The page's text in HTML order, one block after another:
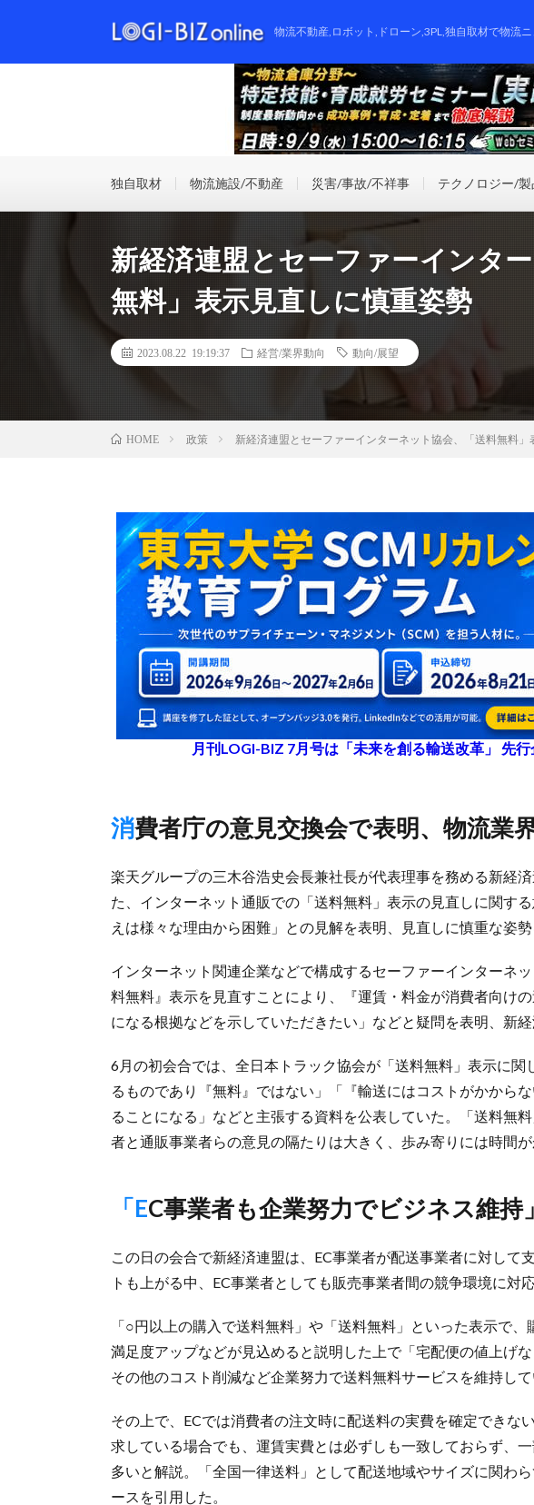
物流不動産,ロボット,ドローン,3PL,独自取材で物流
独自取材 物流施設/不動産 災害/事故/不祥事 テクノロジー/製
新経済連盟とセーファーインタ
無料」表示見直しに慎重姿勢
2023.08.22 19:19:37 経営/業界動向 動向/展望
HOME 政策 新経済連盟とセーファーインターネット協会、「送料無料
月刊LOGI-BIZ 7月号は「未来を創る輸送改革」 先
消費者庁の意見交換会で表明、物流業
楽天グループの三木谷浩史会長兼社長が代表理事を務める新経
た、インターネット通販での「送料無料」表示の見直しに関す
えは様々な理由から困難」との見解を表明、見直しに慎重な姿勢
インターネット関連企業などで構成するセーファーインターネ
料無料』表示を見直すことにより、『運賃・料金が消費者向け
になる根拠などを示していただきたい」などと疑問を表明、新経
6月の初会合では、全日本トラック協会が「送料無料」表示に関
るものであり『無料』ではない」「『輸送にはコストがかから
ることになる」などと主張する資料を公表していた。「送料無
者と通販事業者らの意見の隔たりは大きく、歩み寄りには時間が
「EC事業者も企業努力でビジネス維持」
この日の会合で新経済連盟は、EC事業者が配送事業者に対して
トも上がる中、EC事業者としても販売事業者間の競争環境に対
「○円以上の購入で送料無料」や「送料無料」といった表示で
満足度アップなどが見込めると説明した上で「宅配便の値上げ
その他のコスト削減など企業努力で送料無料サービスを維持して
その上で、ECでは消費者の注文時に配送料の実費を確定できな
求している場合でも、運賃実費とは必ずしも一致しておらず、
多いと解説。「全国一律送料」として配送地域やサイズに関わ
ースを引用した。